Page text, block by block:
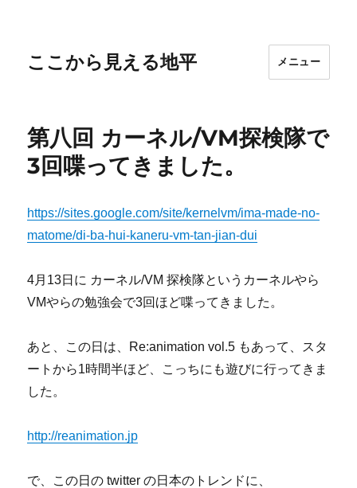
ここから見える地平 メニュー
第八回 カーネル/VM探検隊で
3回喋ってきました。
https://sites.google.com/site/kernelvm/ima-made-no-
matome/di-ba-hui-kaneru-vm-tan-jian-dui
4月13日に カーネル/VM 探検隊というカーネルやら
VMやらの勉強会で3回ほど喋ってきました。
あと、この日は、Re:animation vol.5 もあって、スタ
ートから1時間半ほど、こっちにも遊びに行ってきま
した。
http://reanimation.jp
で、この日の twitter の日本のトレンドに、